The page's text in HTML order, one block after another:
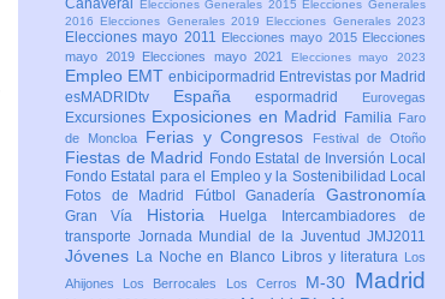
Cañaveral
Elecciones Generales 2015 Elecciones Generales
2016 Elecciones Generales 2019 Elecciones Generales 2023
Elecciones mayo 2011 Elecciones mayo 2015 Elecciones
mayo 2019
Elecciones mayo 2021 Elecciones mayo 2023
Empleo EMT enbicipormadrid Entrevistas por Madrid
esMADRIDtv Españaespormadrid Eurovegas
Excursiones Exposiciones en Madrid Familia Faro
de Moncloa
Ferias y Congresos Festival de Otoño
Fiestas de Madrid Fondo Estatal de Inversión Local
Fondo Estatal para el Empleo y la Sostenibilidad Local
Fotos de Madrid
FútbolGanaderíaGastronomía
Gran Vía Historia Huelga
Intercambiadores de
transporte Jornada Mundial de la Juventud JMJ2011
Jóvenes La Noche en Blanco Libros y literatura
Los
Ahijones
Los Berrocales Los Cerros M-30 Madrid